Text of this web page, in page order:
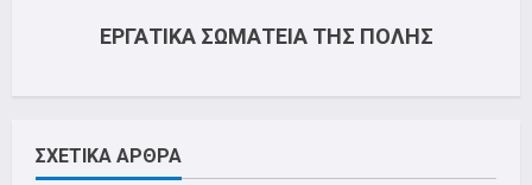
ΕΡΓΑΤΙΚΑ ΣΩΜΑΤΕΙΑ ΤΗΣ ΠΟΛΗΣ
ΣΧΕΤΙΚΑ ΑΡΘΡΑ